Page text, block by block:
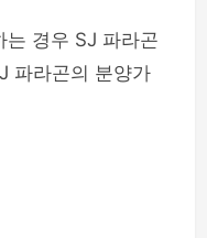
는 경우 SJ 파라곤
파라곤의 분양가